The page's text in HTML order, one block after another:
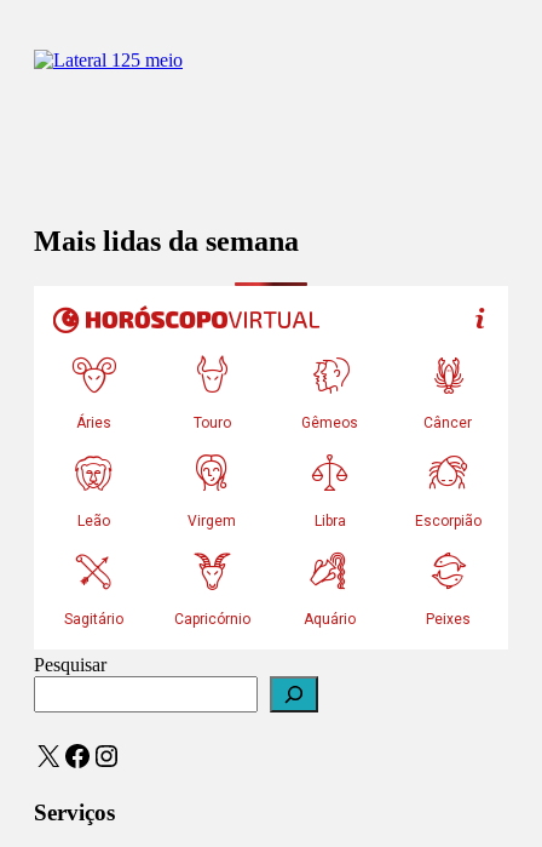
Mais lidas da semana
Pesquisar
X Facebook
Instagram
Serviços